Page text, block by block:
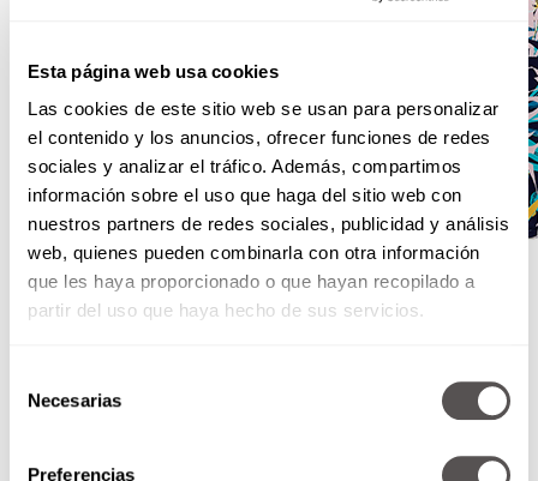
Esta página web usa cookies
Las cookies de este sitio web se usan para personalizar
el contenido y los anuncios, ofrecer funciones de redes
sociales y analizar el tráfico. Además, compartimos
información sobre el uso que haga del sitio web con
nuestros partners de redes sociales, publicidad y análisis
web, quienes pueden combinarla con otra información
que les haya proporcionado o que hayan recopilado a
partir del uso que haya hecho de sus servicios.
Necesarias
Preferencias